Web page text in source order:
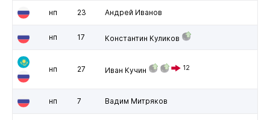
нп 23 Андрей Иванов
нп 17 Константин Куликов
нп 27 Иван Кучин 12
нп 7 Вадим Митряков